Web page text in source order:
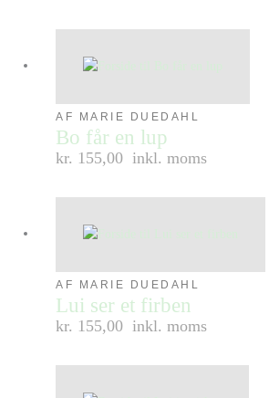
AF MARIE DUEDAHL
Bo får en lup
kr. 155,00 inkl. moms
AF MARIE DUEDAHL
Lui ser et firben
kr. 155,00 inkl. moms